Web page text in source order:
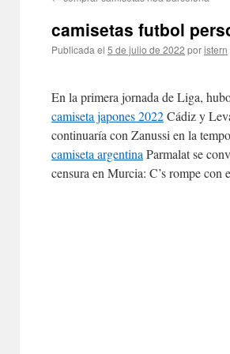
contenido
camisetas futbol
Publicada el 5 de julio de 2022 poristern
En la primera jornada de Liga,
camiseta japones 2022Cádiz y
continuaría con Zanussi en la
camiseta argentina Parmalat se
censura en Murcia: C’s rompe